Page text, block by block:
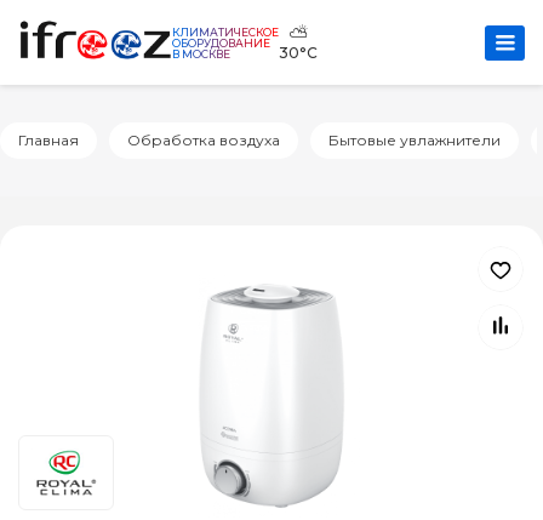
КЛИМАТИЧЕСКОЕ
ОБОРУДОВАНИЕ
В МОСКВЕ
⛅
30°C
Главная Обработка воздуха Бытовые увлажнители